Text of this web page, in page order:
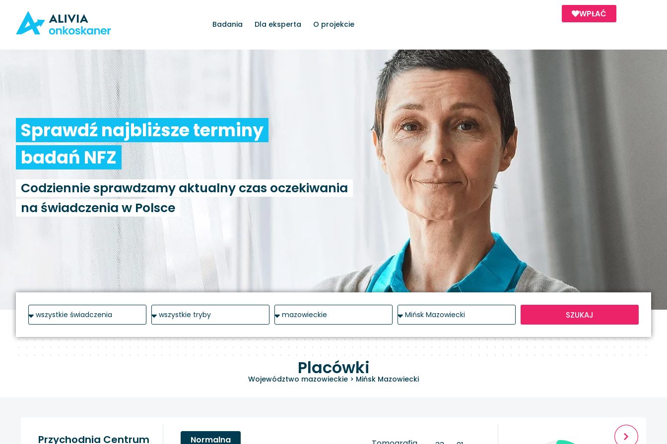
Badania Dla eksperta O projekcie
WPŁAĆ
Sprawdź najbliższe terminy
badań NFZ
Codziennie sprawdzamy aktualny czas oczekiwania
na świadczenia w Polsce
SZUKAJ
Placówki
Województwo mazowieckie > Mińsk Mazowiecki
Przychodnia Centrum
Normalna